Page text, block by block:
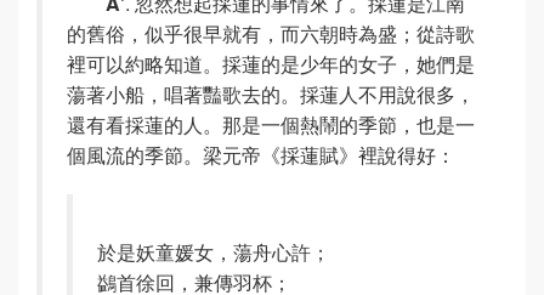
的舊俗，似乎很早就有，而六朝時為盛；從詩歌
裡可以約略知道。採蓮的是少年的女子，她們是
蕩著小船，唱著豔歌去的。採蓮人不用說很多，
還有看採蓮的人。那是一個熱鬧的季節，也是一
個風流的季節。梁元帝《採蓮賦》裡說得好：
於是妖童媛女，蕩舟心許；
鷁首徐回，兼傳羽杯；